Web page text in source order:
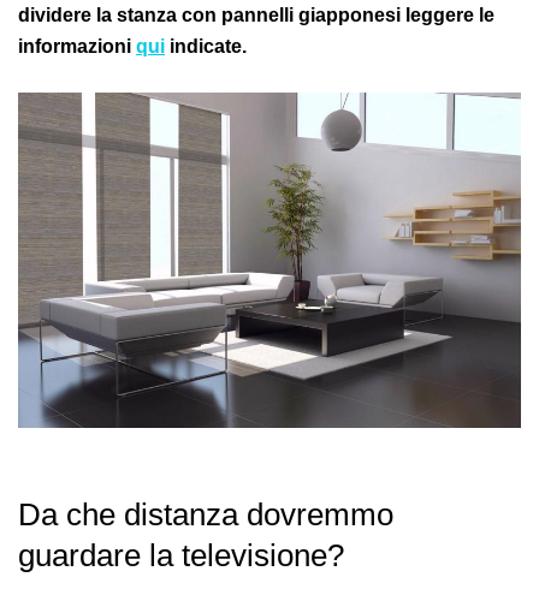
dividere la stanza con pannelli giapponesi leggere le
informazioni qui indicate.
Da che distanza dovremmo
guardare la televisione?